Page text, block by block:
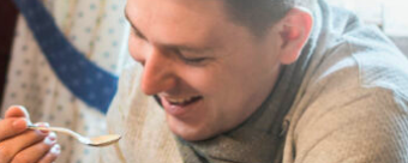
am Hochfelln möglich: Besuchen Sie
starten Sie gemeinsam mit
geschulten